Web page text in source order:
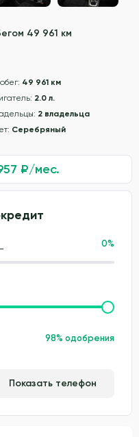
49 961 км
49 961 км
2.0 л.
2 владельца
Серебряный
₽/мес.
0%
98% одобрения
Показать телефон